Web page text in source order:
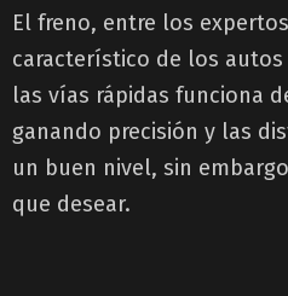
El freno, entre los
característico de los autos
las vías rápidas funciona
ganando precisión y las
un buen nivel, sin
que desear.